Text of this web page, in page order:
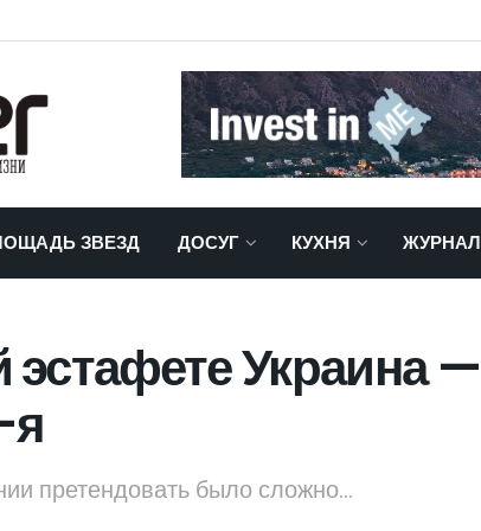
ЗВЕЗД ДОСУГ КУХНЯ ЖУРНАЛ
Украина —
я
претендовать было сложно...